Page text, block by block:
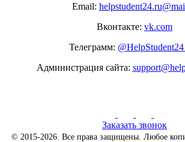
Email:
Вконтакте: vk.com
Телеграмм:
Администрация сайта:
Заказать звонок
© 2015-2026. Все права защищены. Любое